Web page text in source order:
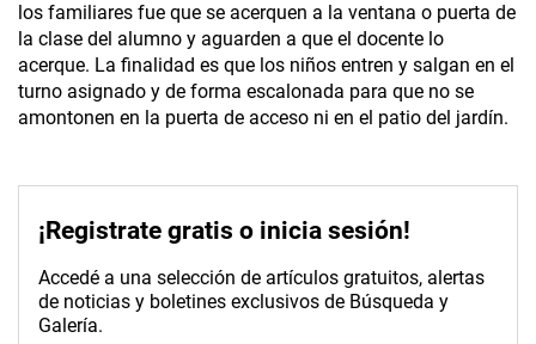
los familiares fue que se acerquen a la ventana o puerta de
la clase del alumno y aguarden a que el docente lo
acerque. La finalidad es que los niños entren y salgan en el
turno asignado y de forma escalonada para que no se
amontonen en la puerta de acceso ni en el patio del jardín.
¡Registrate gratis o inicia sesión!
Accedé a una selección de artículos gratuitos, alertas
de noticias y boletines exclusivos de Búsqueda y
Galería.